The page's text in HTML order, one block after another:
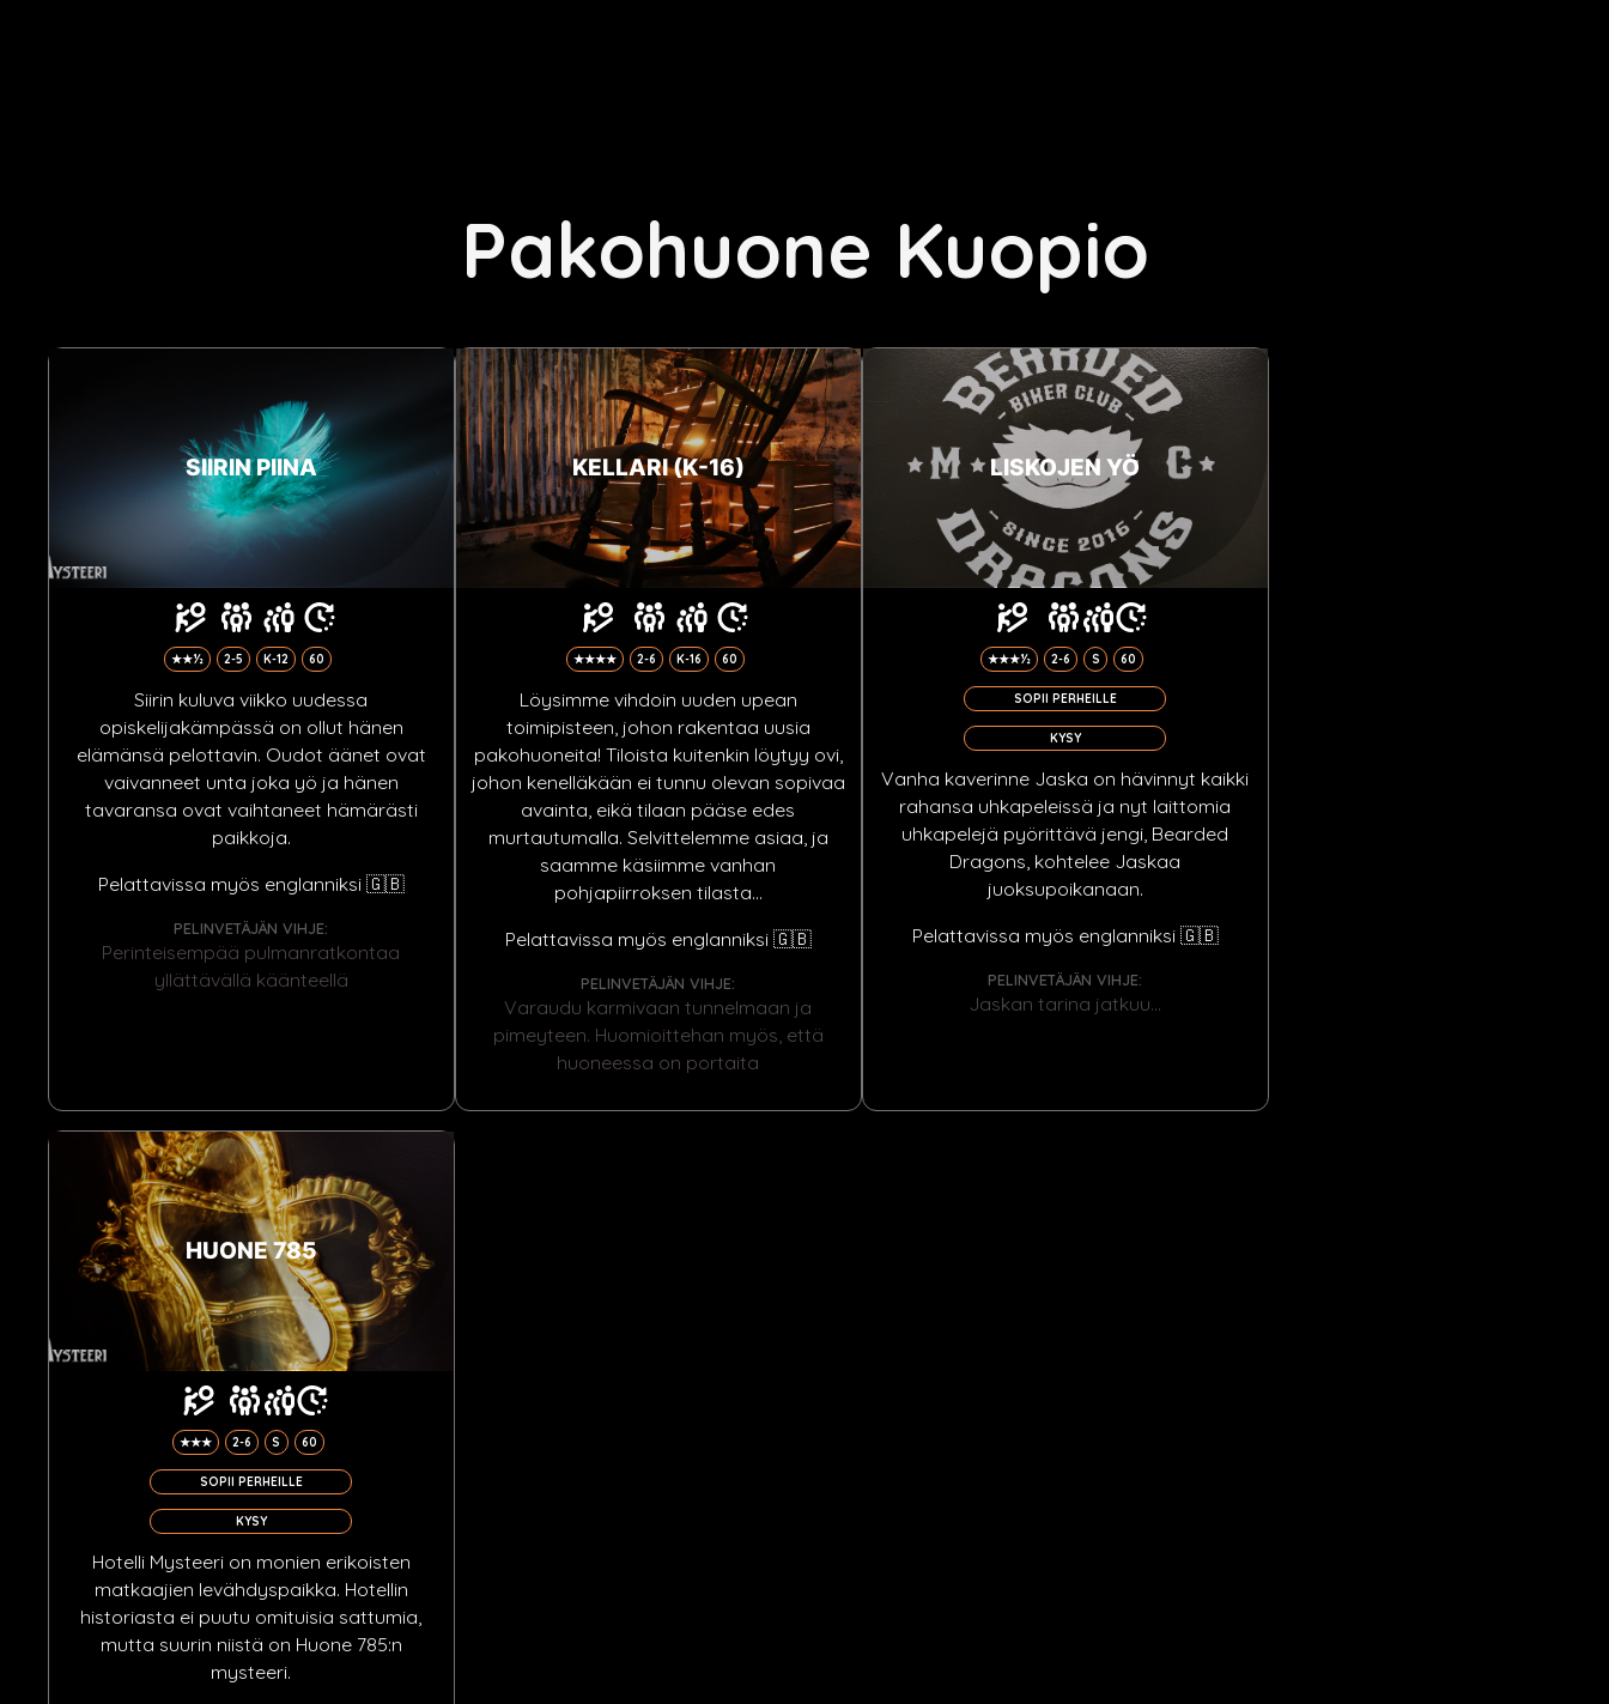
Pakohuone Kuopio
SIIRIN PIINA
★★½ 2-5 K-12 60
Siirin kuluva viikko uudessa
opiskelijakämpässä on ollut hänen
elämänsä pelottavin. Oudot äänet ovat
vaivanneet unta joka yö ja hänen
tavaransa ovat vaihtaneet hämärästi
paikkoja.
Pelattavissa myös englanniksi 🇬🇧
PELINVETÄJÄN VIHJE:
Perinteisempää pulmanratkontaa
yllättävällä käänteellä
KELLARI (K-16)
★★★★ 2-6 K-16 60
Löysimme vihdoin uuden upean
toimipisteen, johon rakentaa uusia
pakohuoneita! Tiloista kuitenkin löytyy ovi,
johon kenelläkään ei tunnu olevan sopivaa
avainta, eikä tilaan pääse edes
murtautumalla. Selvittelemme asiaa, ja
saamme käsiimme vanhan
pohjapiirroksen tilasta...
Pelattavissa myös englanniksi 🇬🇧
PELINVETÄJÄN VIHJE:
Varaudu karmivaan tunnelmaan ja
pimeyteen. Huomioittehan myös, että
huoneessa on portaita
LISKOJEN YÖ
★★★½ 2-6 S 60
SOPII PERHEILLE
KYSY
Vanha kaverinne Jaska on hävinnyt kaikki
rahansa uhkapeleissä ja nyt laittomia
uhkapelejä pyörittävä jengi, Bearded
Dragons, kohtelee Jaskaa
juoksupoikanaan.
Pelattavissa myös englanniksi 🇬🇧
PELINVETÄJÄN VIHJE:
Jaskan tarina jatkuu...
HUONE 785
★★★ 2-6 S 60
SOPII PERHEILLE
KYSY
Hotelli Mysteeri on monien erikoisten
matkaajien levähdyspaikka. Hotellin
historiasta ei puutu omituisia sattumia,
mutta suurin niistä on Huone 785:n
mysteeri.